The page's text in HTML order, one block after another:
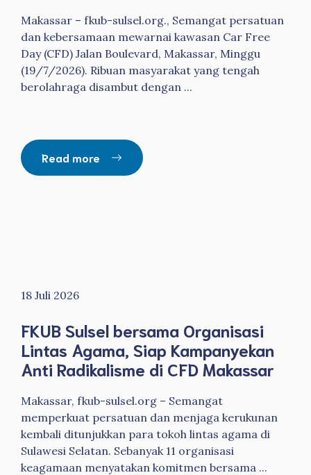
Makassar – fkub-sulsel.org., Semangat persatuan
dan kebersamaan mewarnai kawasan Car Free
Day (CFD) Jalan Boulevard, Makassar, Minggu
(19/7/2026). Ribuan masyarakat yang tengah
berolahraga disambut dengan ...
Read more
18 Juli 2026
FKUB Sulsel bersama Organisasi
Lintas Agama, Siap Kampanyekan
Anti Radikalisme di CFD Makassar
Makassar, fkub-sulsel.org – Semangat
memperkuat persatuan dan menjaga kerukunan
kembali ditunjukkan para tokoh lintas agama di
Sulawesi Selatan. Sebanyak 11 organisasi
keagamaan menyatakan komitmen bersama ...